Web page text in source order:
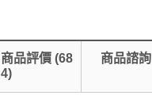
商品評價 (68
4)
商品諮詢